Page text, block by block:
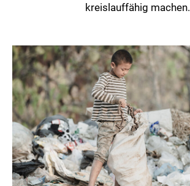
kreislauffähig machen.